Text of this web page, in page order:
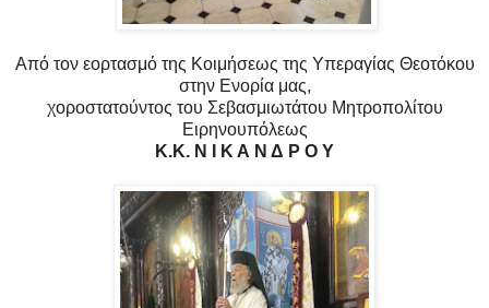
Από τον εορτασμό της Κοιμήσεως της Υπεραγίας Θεοτόκου
στην Ενορία μας,
χοροστατούντος του Σεβασμιωτάτου Μητροπολίτου
Ειρηνουπόλεως
Κ.Κ. Ν Ι Κ Α Ν Δ Ρ Ο Υ